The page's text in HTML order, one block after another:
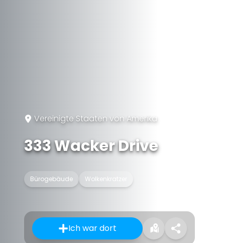
Vereinigte Staaten von Amerika
333 Wacker Drive
Bürogebäude Wolkenkratzer
Ich war dort